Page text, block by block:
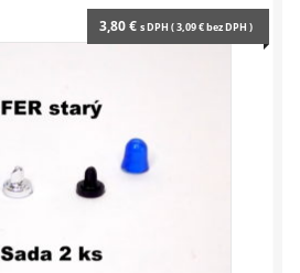
3,80€ s DPH (3,09€bez DPH )